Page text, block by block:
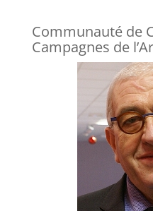
Communauté de
Campagnes de